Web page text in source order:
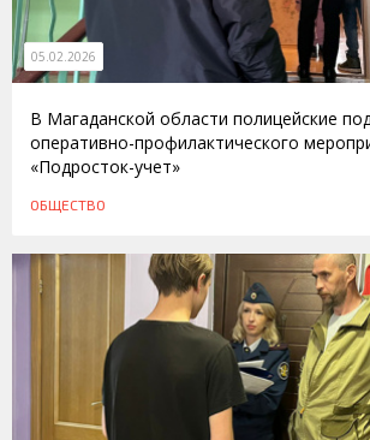
05.02.2026
В Магаданской области полицейские
оперативно-профилактического
«Подросток-учет»
ОБЩЕСТВО